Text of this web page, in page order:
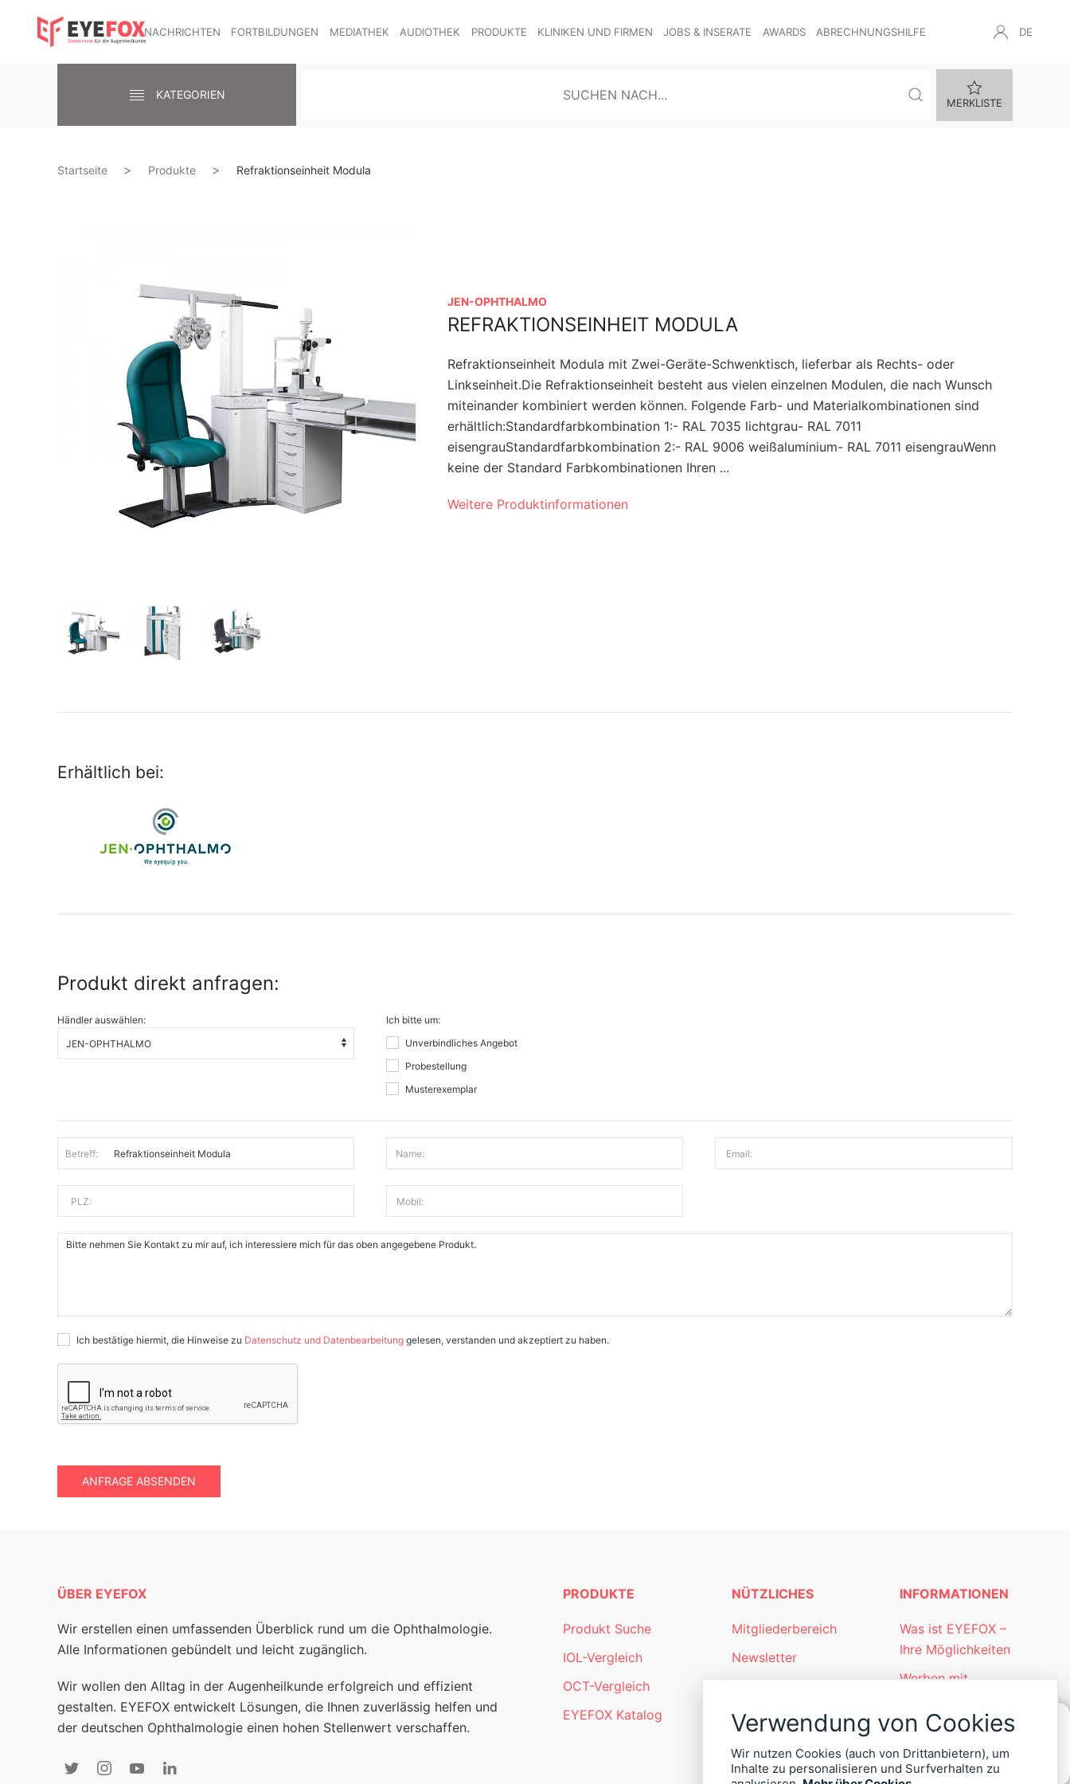
NACHRICHTEN FORTBILDUNGEN MEDIATHEK AUDIOTHEK PRODUKTE KLINIKEN UND FIRMEN JOBS & INSERATE AWARDS ABRECHNUNGSHILFE DE
KATEGORIEN
MERKLISTE
Startseite Produkte Refraktionseinheit Modula
JEN-OPHTHALMO
REFRAKTIONSEINHEIT MODULA
Refraktionseinheit Modula mit Zwei-Geräte-Schwenktisch, lieferbar als Rechts- oder
Linkseinheit.Die Refraktionseinheit besteht aus vielen einzelnen Modulen, die nach Wunsch
miteinander kombiniert werden können. Folgende Farb- und Materialkombinationen sind
erhältlich:Standardfarbkombination 1:- RAL 7035 lichtgrau- RAL 7011
eisengrauStandardfarbkombination 2:- RAL 9006 weißaluminium- RAL 7011 eisengrauWenn
keine der Standard Farbkombinationen Ihren ...
Weitere Produktinformationen
Erhältlich bei:
Produkt direkt anfragen:
Händler auswählen:
Ich bitte um:
Unverbindliches Angebot
Probestellung
Musterexemplar
Betreff: Name: Email:
PLZ: Mobil:
Ich bestätige hiermit, die Hinweise zu Datenschutz und Datenbearbeitung gelesen, verstanden und akzeptiert zu haben.
ANFRAGE ABSENDEN
KONTAKT
ÜBER EYEFOX
Wir erstellen einen umfassenden Überblick rund um die Ophthalmologie.
Alle Informationen gebündelt und leicht zugänglich.
Wir wollen den Alltag in der Augenheilkunde erfolgreich und effizient
gestalten. EYEFOX entwickelt Lösungen, die Ihnen zuverlässig helfen und
der deutschen Ophthalmologie einen hohen Stellenwert verschaffen.
PRODUKTE
Produkt Suche
IOL-Vergleich
OCT-Vergleich
EYEFOX Katalog
NÜTZLICHES
Mitgliederbereich
Newsletter
INFORMATIONEN
Was ist EYEFOX –
Ihre Möglichkeiten
Werben mit
Kontakt
Datenschutz
Verwendung von Cookies
Wir nutzen Cookies (auch von Drittanbietern), um
Inhalte zu personalisieren und Surfverhalten zu